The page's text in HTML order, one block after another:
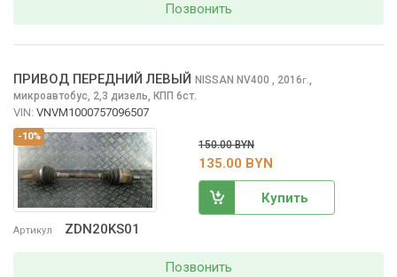
Позвонить
-10%
Артикул ZDN20KS01
ПРИВОД ПЕРЕДНИЙ ЛЕВЫЙ NISSAN NV400 , 2016г.,
микроавтобус, 2,3 дизель, КПП 6ст.
VIN: VNVM1000757096507
150.00 BYN
135.00 BYN
Купить
Позвонить